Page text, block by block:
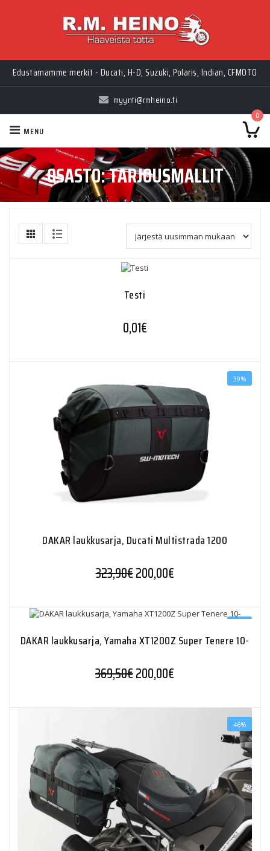
Edustamamme merkit - Ducati, H-D, Suzuki, Polaris, Indian, CFMOTO
myynti@rmheino.fi
0
MENU
OSASTO:TARJOUSMALLIT
Testi
0,01€
39%
DAKAR laukkusarja, Ducati Multistrada 1200
323,90€Alkuperäinen hinta oli:
200,00€Nykyinen hinta on:
DAKAR laukkusarja, Yamaha XT1200Z Super Tenere 10-
369,50€Alkuperäinen hinta oli:
200,00€
46%